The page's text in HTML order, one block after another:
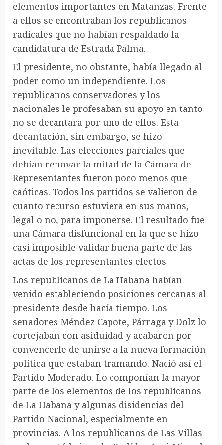
elementos importantes en Matanzas. Frente
a ellos se encontraban los republicanos
radicales que no habían respaldado la
candidatura de Estrada Palma.
El presidente, no obstante, había llegado al
poder como un independiente. Los
republicanos conservadores y los
nacionales le profesaban su apoyo en tanto
no se decantara por uno de ellos. Esta
decantación, sin embargo, se hizo
inevitable. Las elecciones parciales que
debían renovar la mitad de la Cámara de
Representantes fueron poco menos que
caóticas. Todos los partidos se valieron de
cuanto recurso estuviera en sus manos,
legal o no, para imponerse. El resultado fue
una Cámara disfuncional en la que se hizo
casi imposible validar buena parte de las
actas de los representantes electos.
Los republicanos de La Habana habían
venido estableciendo posiciones cercanas al
presidente desde hacía tiempo. Los
senadores Méndez Capote, Párraga y Dolz lo
cortejaban con asiduidad y acabaron por
convencerle de unirse a la nueva formación
política que estaban tramando. Nació así el
Partido Moderado. Lo componían la mayor
parte de los elementos de los republicanos
de La Habana y algunas disidencias del
Partido Nacional, especialmente en
provincias. A los republicanos de Las Villas